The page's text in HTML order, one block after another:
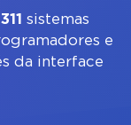
311 sistemas
e
da interface